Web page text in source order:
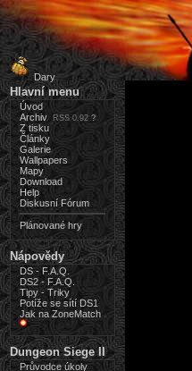
Dary
Hlavní menu
Úvod
Archiv
RSS 0.92 ?
Z tisku
Články
Galerie
Wallpapers
Mapy
Download
Help
Diskusní Fórum
Plánované hry
Nápovědy
DS - F.A.Q.
DS2 - F.A.Q.
Tipy - Triky
Potíže se sítí DS1
Jak na ZoneMatch
Dungeon Siege II
Průvodce úkoly